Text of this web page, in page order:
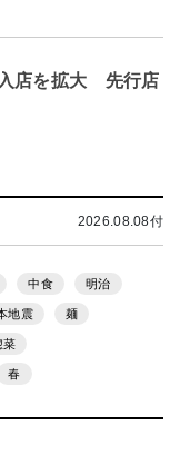
入店を拡大 先行店
2026.08.08付
中食 明治
地震 麺
菜
春